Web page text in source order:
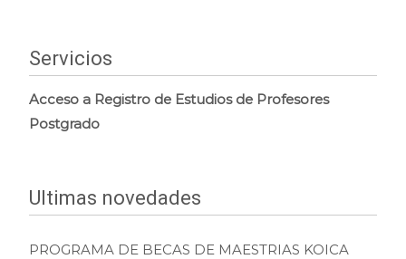
Servicios
Acceso a Registro de Estudios de Profesores
Postgrado
Ultimas novedades
PROGRAMA DE BECAS DE MAESTRIAS KOICA